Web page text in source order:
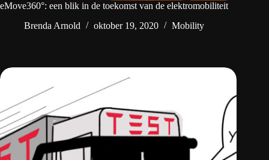
eMove360°: een blik in de toekomst van de elektromobiliteit
Brenda Arnold
oktober 19, 2020 Mobility